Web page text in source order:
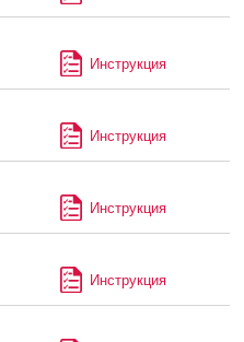
Инструкция
Инструкция
Инструкция
Инструкция